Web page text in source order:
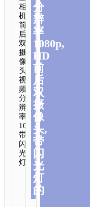
相
机.
前
后
双
摄
像
头.
视
频
分
辨
率
1080p.
带
闪
光
灯.
分
辨
率
1080p,
HD
前
后
双
摄
像
头,
带
闪
光
灯
的